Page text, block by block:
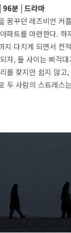
| 96분 | 드라마
꿈꾸던 레즈비언 커
파트를 마련한다. 하
지 다치게 되면서 전
자, 둘 사이는 삐걱
를 찾지만 쉽지 않고
두 사람의 스트레스